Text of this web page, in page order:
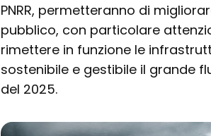
PNRR, permetteranno di
pubblico, con particolare
rimettere in funzione le
sostenibile e gestibile il grande
del 2025.